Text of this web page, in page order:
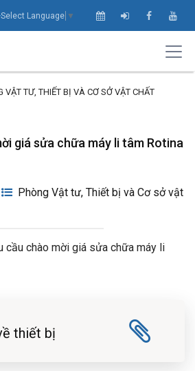
Select Language ▼
VẬT TƯ, THIẾT BỊ VÀ CƠ SỞ VẬT CHẤT
giá sửa chữa máy li tâm Rotina
Phòng Vật tư, Thiết bị và Cơ sở vật
cầu chào mời giá sửa chữa máy li
thiết bị